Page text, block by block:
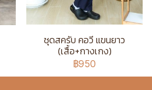
ชุดสครับ คอวี แขนยาว
(เสื้อ+กางเกง)
฿950